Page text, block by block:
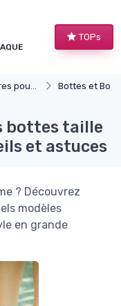
TOPs
Femmes Bottes et
bottes taille
et astuces
? Découvrez
modèles
en grande